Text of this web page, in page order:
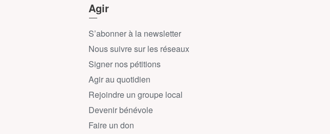
Agir
S’abonner à la newsletter
Nous suivre sur les réseaux
Signer nos pétitions
Agir au quotidien
Rejoindre un groupe local
Devenir bénévole
Faire un don